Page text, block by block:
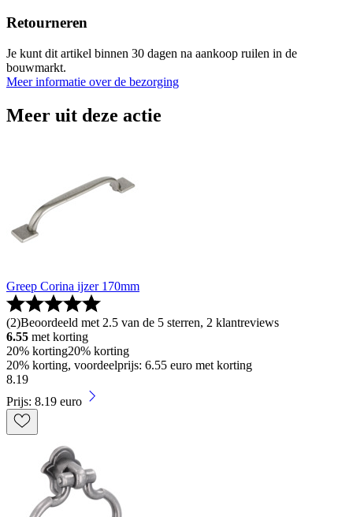
Retourneren
Je kunt dit artikel binnen 30 dagen na aankoop ruilen in de
bouwmarkt.
Meer informatie over de bezorging
Meer uit deze actie
Greep Corina ijzer 170mm
(2)Beoordeeld met 2.5 van de 5 sterren, 2 klantreviews
6.55 met korting
20% korting20% korting
20% korting, voordeelprijs: 6.55 euro met korting
8.19
Prijs: 8.19 euro